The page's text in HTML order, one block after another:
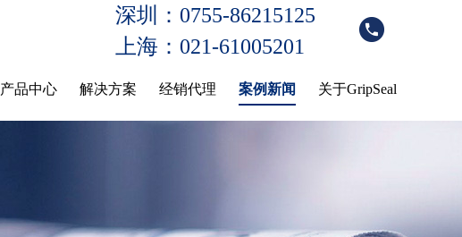
深圳：0755-86215125
上海：021-61005201
产品中心 解决方案 经销代理 案例新闻 关于GripSeal